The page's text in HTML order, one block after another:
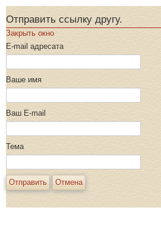
Отправить ссылку другу.
Закрыть окно
E-mail адресата
Ваше имя
Ваш E-mail
Тема
Отправить Отмена